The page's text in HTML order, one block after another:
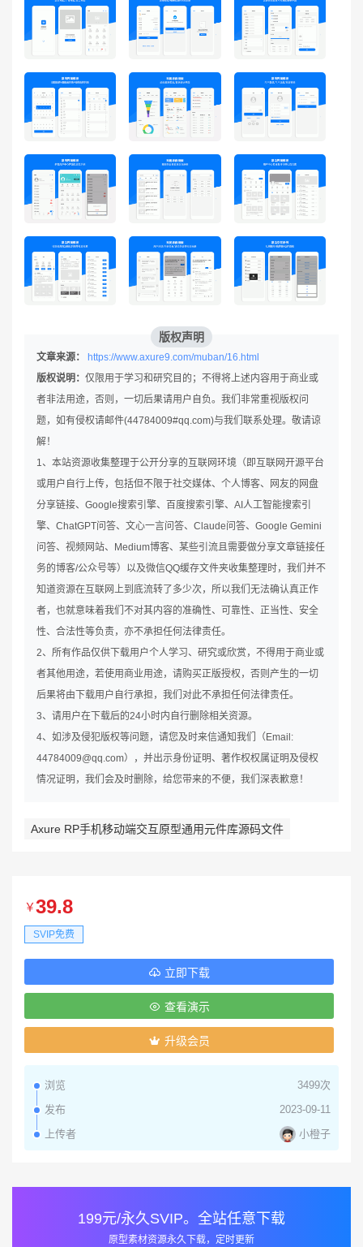
版权声明
文章来源：
https://www.axure9.com/muban/16.html
版权说明： 仅限用于学习和研究目的；不得将上述内容用于商业或
者非法用途，否则，一切后果请用户自负。我们非常重视版权问
题，如有侵权请邮件(44784009#qq.com)与我们联系处理。敬请谅
解！
1、本站资源收集整理于公开分享的互联网环境（即互联网开源平台
或用户自行上传，包括但不限于社交媒体、个人博客、网友的网盘
分享链接、Google搜索引擎、百度搜索引擎、AI人工智能搜索引
擎、ChatGPT问答、文心一言问答、Claude问答、Google Gemini
问答、视频网站、Medium博客、某些引流且需要做分享文章链接任
务的博客/公众号等）以及微信QQ缓存文件夹收集整理时，我们并不
知道资源在互联网上到底流转了多少次，所以我们无法确认真正作
者，也就意味着我们不对其内容的准确性、可靠性、正当性、安全
性、合法性等负责，亦不承担任何法律责任。
2、所有作品仅供下载用户个人学习、研究或欣赏，不得用于商业或
者其他用途，若使用商业用途，请购买正版授权，否则产生的一切
后果将由下载用户自行承担，我们对此不承担任何法律责任。
3、请用户在下载后的24小时内自行删除相关资源。
4、如涉及侵犯版权等问题，请您及时来信通知我们（Email:
44784009@qq.com），并出示身份证明、著作权权属证明及侵权
情况证明，我们会及时删除，给您带来的不便，我们深表歉意！
Axure RP手机移动端交互原型通用元件库源码文件
￥39.8
SVIP免费
立即下载
查看演示
升级会员
浏览
3499次
发布
2023-09-11
上传者 小橙子
199元/永久SVIP。全站任意下载
原型素材资源永久下载，定时更新